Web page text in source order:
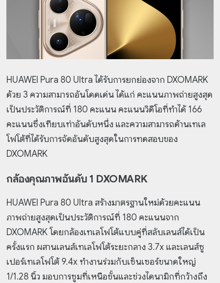
HUAWEI Pura 80 Ultra ได้รับการยกย่องจาก DXOMARK
ด้วย 3 ความสามารถอันโดดเด่น ได้แก่ คะแนนภาพถ่ายสูงสุด
เป็นประวัติการณ์ที่ 180 คะแนน คะแนนวิดีโอที่ทำได้ 166
คะแนนซึ่งเทียบเท่าอันดับหนึ่ง และความสามารถด้านเทเล
โฟโต้ที่ได้รับการจัดอันดับสูงสุดในการทดสอบของ
DXOMARK
กล้องคุณภาพอันดับ 1 DXOMARK
HUAWEI Pura 80 Ultra สร้างมาตรฐานใหม่ด้วยคะแนน
ภาพถ่ายสูงสุดเป็นประวัติการณ์ที่ 180 คะแนนจาก
DXOMARK โดยกล้องเทเลโฟโต้แบบคู่ที่สลับเลนส์ได้เป็น
ครั้งแรก ผสานเลนส์เทเลโฟโต้ระยะกลาง 3.7x และเลนส์ซู
เปอร์เทเลโฟโต้ 9.4x ทำงานร่วมกับเซ็นเซอร์ขนาดใหญ่
1/1.28 นิ้ว มอบการซูมที่เหนือชั้นและช่วงไดนามิกที่กว้างถึง